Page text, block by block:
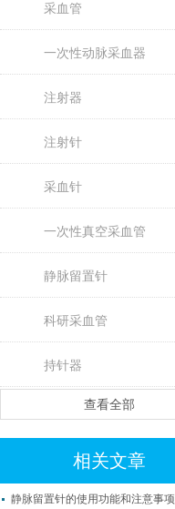
采血管
一次性动脉采血器
注射器
注射针
采血针
一次性真空采血管
静脉留置针
科研采血管
持针器
查看全部
相关文章
静脉留置针的使用功能和注意事项